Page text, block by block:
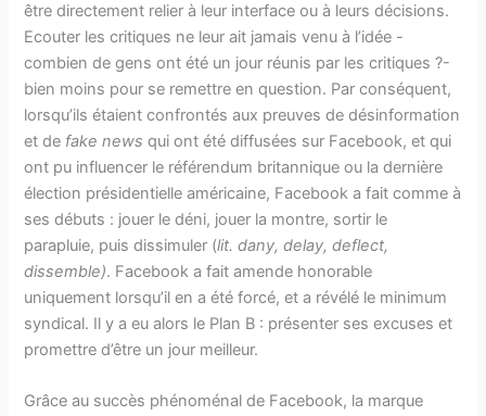
être directement relier à leur interface ou à leurs décisions.
Ecouter les critiques ne leur ait jamais venu à l’idée -
combien de gens ont été un jour réunis par les critiques ?-
bien moins pour se remettre en question. Par conséquent,
lorsqu’ils étaient confrontés aux preuves de désinformation
et de fake newsqui ont été diffusées sur Facebook, et qui
ont pu influencer le référendum britannique ou la dernière
élection présidentielle américaine, Facebook a fait comme à
ses débuts : jouer le déni, jouer la montre, sortir le
parapluie, puis dissimuler (lit. dany, delay, deflect,
dissemble). Facebook a fait amende honorable
uniquement lorsqu’il en a été forcé, et a révélé le minimum
syndical. Il y a eu alors le Plan B : présenter ses excuses et
promettre d’être un jour meilleur.
Grâce au succès phénoménal de Facebook, la marque